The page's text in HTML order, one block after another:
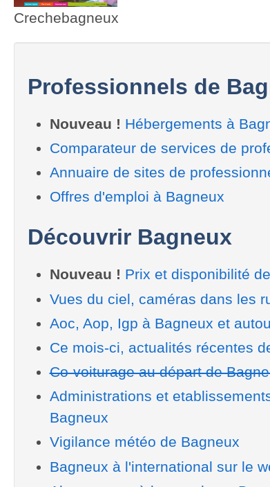
Crechebagneux
Professionnels de
Nouveau ! Hébergements à
Comparateur de services de
Annuaire de sites de
Offres d'emploi à Bagneux
Découvrir Bagneux
Nouveau ! Prix et disponibilité
Vues du ciel, caméras dans les
Aoc, Aop, Igp à Bagneux et
Ce mois-ci, actualités récentes
Co-voiturage au départ de
Administrations et
Bagneux
Vigilance météo de Bagneux
Bagneux à l'international sur le